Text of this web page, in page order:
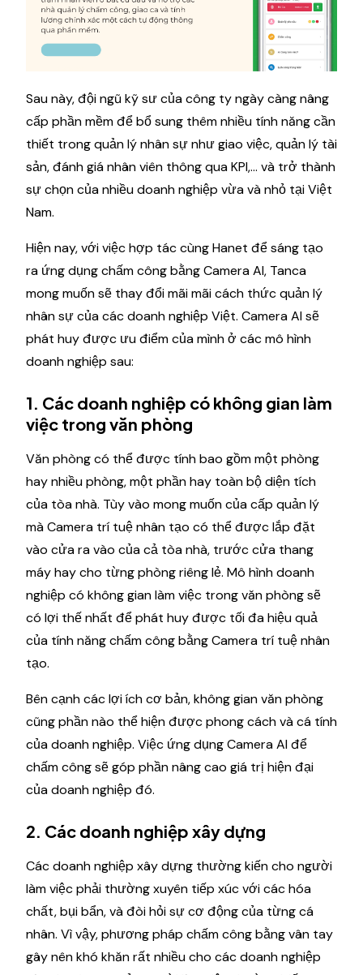
Sau này, đội ngũ kỹ sư của công ty ngày càng nâng
cấp phần mềm để bổ sung thêm nhiều tính năng cần
thiết trong quản lý nhân sự như giao việc, quản lý tài
sản, đánh giá nhân viên thông qua KPI,... và trở thành
sự chọn của nhiều doanh nghiệp vừa và nhỏ tại Việt
Nam.
Hiện nay, với việc hợp tác cùng Hanet để sáng tạo
ra ứng dụng chấm công bằng Camera AI, Tanca
mong muốn sẽ thay đổi mãi mãi cách thức quản lý
nhân sự của các doanh nghiệp Việt. Camera AI sẽ
phát huy được ưu điểm của mình ở các mô hình
doanh nghiệp sau:
1. Các doanh nghiệp có không gian làm
việc trong văn phòng
Văn phòng có thể được tính bao gồm một phòng
hay nhiều phòng, một phần hay toàn bộ diện tích
của tòa nhà. Tùy vào mong muốn của cấp quản lý
mà Camera trí tuệ nhân tạo có thể được lắp đặt
vào cửa ra vào của cả tòa nhà, trước cửa thang
máy hay cho từng phòng riêng lẻ. Mô hình doanh
nghiệp có không gian làm việc trong văn phòng sẽ
có lợi thế nhất để phát huy được tối đa hiệu quả
của tính năng chấm công bằng Camera trí tuệ nhân
tạo.
Bên cạnh các lợi ích cơ bản, không gian văn phòng
cũng phần nào thể hiện được phong cách và cá tính
của doanh nghiệp. Việc ứng dụng Camera AI để
chấm công sẽ góp phần nâng cao giá trị hiện đại
của doanh nghiệp đó.
2. Các doanh nghiệp xây dựng
Các doanh nghiệp xây dựng thường kiến cho người
làm việc phải thường xuyên tiếp xúc với các hóa
chất, bụi bẩn, và đòi hỏi sự cơ động của từng cá
nhân. Vì vậy, phương pháp chấm công bằng vân tay
gây nên khó khăn rất nhiều cho các doanh nghiệp